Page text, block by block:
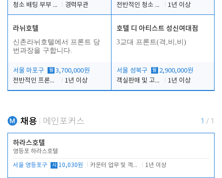
청소 배팅 부부 구합니다
경력무관
전반적인 청소 업무(객실청소.객실정리)
1년 이상
라뉘호텔
신촌라뉘호텔에서 프론트 당
번과장을 구합니다.
서울 마포구 월 3,700,000원
전반적인 프론트 당번업무
1년 이상
호텔 디 아티스트 성신여대점
3교대 프론트(격,비,비)
서울 성북구 월 2,900,000원
객실판매 및 고객응대
1년 이상
채용 메인포커스 1 / 1
하라스호텔
영등포 하라스호텔
서울 영등포구 시 10,030원 카운터 업무 및 객실관리(청소상태 확인, 객실판매) 1년 이상